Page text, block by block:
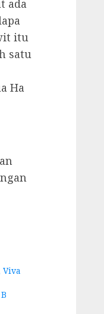
ada
itu
satu
Ha
Viva